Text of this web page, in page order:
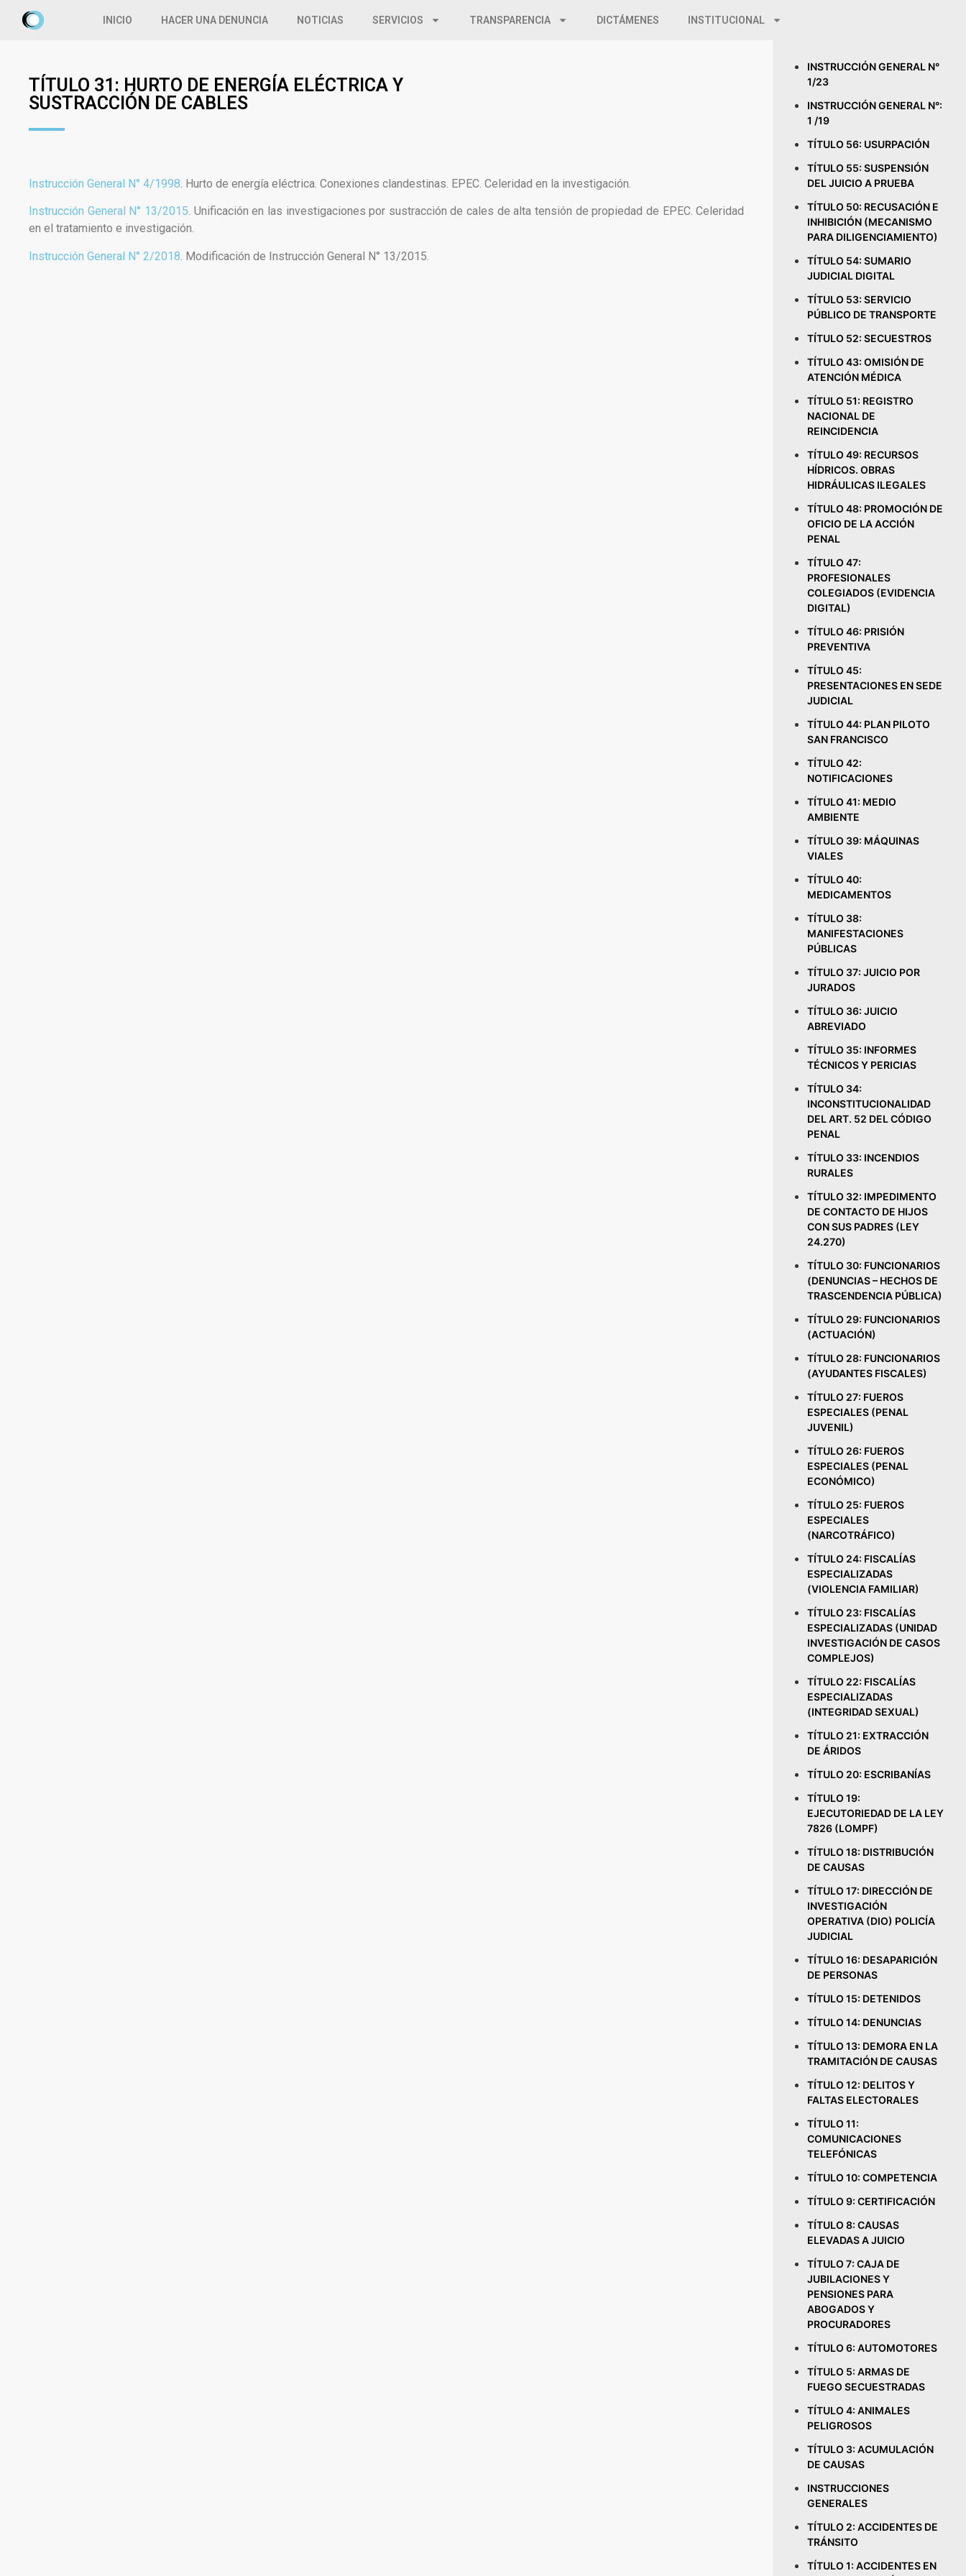
INICIO HACER UNA DENUNCIA NOTICIAS SERVICIOS TRANSPARENCIA DICTÁMENES INSTITUCIONAL
TÍTULO 31: HURTO DE ENERGÍA ELÉCTRICA Y
SUSTRACCIÓN DE CABLES
Instrucción General N° 4/1998. Hurto de energía eléctrica. Conexiones clandestinas. EPEC. Celeridad en la investigación.
Instrucción General N° 13/2015. Unificación en las investigaciones por sustracción de cales de alta tensión de propiedad de EPEC. Celeridad
en el tratamiento e investigación.
Instrucción General N° 2/2018 . Modificación de Instrucción General N° 13/2015.
INSTRUCCIÓN GENERAL N°
1/23
INSTRUCCIÓN GENERAL N°:
1 /19
TÍTULO 56: USURPACIÓN
TÍTULO 55: SUSPENSIÓN
DEL JUICIO A PRUEBA
TÍTULO 50: RECUSACIÓN E
INHIBICIÓN (MECANISMO
PARA DILIGENCIAMIENTO)
TÍTULO 54: SUMARIO
JUDICIAL DIGITAL
TÍTULO 53: SERVICIO
PÚBLICO DE TRANSPORTE
TÍTULO 52: SECUESTROS
TÍTULO 43: OMISIÓN DE
ATENCIÓN MÉDICA
TÍTULO 51: REGISTRO
NACIONAL DE
REINCIDENCIA
TÍTULO 49: RECURSOS
HÍDRICOS. OBRAS
HIDRÁULICAS ILEGALES
TÍTULO 48: PROMOCIÓN DE
OFICIO DE LA ACCIÓN
PENAL
TÍTULO 47:
PROFESIONALES
COLEGIADOS (EVIDENCIA
DIGITAL)
TÍTULO 46: PRISIÓN
PREVENTIVA
TÍTULO 45:
PRESENTACIONES EN SEDE
JUDICIAL
TÍTULO 44: PLAN PILOTO
SAN FRANCISCO
TÍTULO 42:
NOTIFICACIONES
TÍTULO 41: MEDIO
AMBIENTE
TÍTULO 39: MÁQUINAS
VIALES
TÍTULO 40:
MEDICAMENTOS
TÍTULO 38:
MANIFESTACIONES
PÚBLICAS
TÍTULO 37: JUICIO POR
JURADOS
TÍTULO 36: JUICIO
ABREVIADO
TÍTULO 35: INFORMES
TÉCNICOS Y PERICIAS
TÍTULO 34:
INCONSTITUCIONALIDAD
DEL ART. 52 DEL CÓDIGO
PENAL
TÍTULO 33: INCENDIOS
RURALES
TÍTULO 32: IMPEDIMENTO
DE CONTACTO DE HIJOS
CON SUS PADRES (LEY
24.270)
TÍTULO 30: FUNCIONARIOS
(DENUNCIAS – HECHOS DE
TRASCENDENCIA PÚBLICA)
TÍTULO 29: FUNCIONARIOS
(ACTUACIÓN)
TÍTULO 28: FUNCIONARIOS
(AYUDANTES FISCALES)
TÍTULO 27: FUEROS
ESPECIALES (PENAL
JUVENIL)
TÍTULO 26: FUEROS
ESPECIALES (PENAL
ECONÓMICO)
TÍTULO 25: FUEROS
ESPECIALES
(NARCOTRÁFICO)
TÍTULO 24: FISCALÍAS
ESPECIALIZADAS
(VIOLENCIA FAMILIAR)
TÍTULO 23: FISCALÍAS
ESPECIALIZADAS (UNIDAD
INVESTIGACIÓN DE CASOS
COMPLEJOS)
TÍTULO 22: FISCALÍAS
ESPECIALIZADAS
(INTEGRIDAD SEXUAL)
TÍTULO 21: EXTRACCIÓN
DE ÁRIDOS
TÍTULO 20: ESCRIBANÍAS
TÍTULO 19:
EJECUTORIEDAD DE LA LEY
7826 (LOMPF)
TÍTULO 18: DISTRIBUCIÓN
DE CAUSAS
TÍTULO 17: DIRECCIÓN DE
INVESTIGACIÓN
OPERATIVA (DIO) POLICÍA
JUDICIAL
TÍTULO 16: DESAPARICIÓN
DE PERSONAS
TÍTULO 15: DETENIDOS
TÍTULO 14: DENUNCIAS
TÍTULO 13: DEMORA EN LA
TRAMITACIÓN DE CAUSAS
TÍTULO 12: DELITOS Y
FALTAS ELECTORALES
TÍTULO 11:
COMUNICACIONES
TELEFÓNICAS
TÍTULO 10: COMPETENCIA
TÍTULO 9: CERTIFICACIÓN
TÍTULO 8: CAUSAS
ELEVADAS A JUICIO
TÍTULO 7: CAJA DE
JUBILACIONES Y
PENSIONES PARA
ABOGADOS Y
PROCURADORES
TÍTULO 6: AUTOMOTORES
TÍTULO 5: ARMAS DE
FUEGO SECUESTRADAS
TÍTULO 4: ANIMALES
PELIGROSOS
TÍTULO 3: ACUMULACIÓN
DE CAUSAS
INSTRUCCIONES
GENERALES
TÍTULO 2: ACCIDENTES DE
TRÁNSITO
TÍTULO 1: ACCIDENTES EN